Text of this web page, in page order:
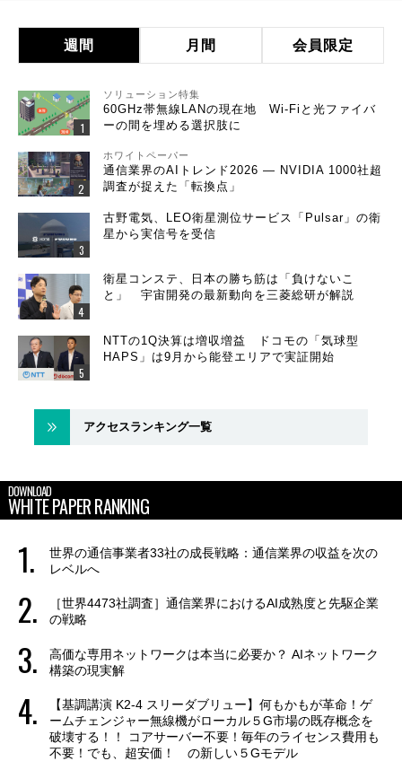
週間 月間 会員限定
ソリューション特集
60GHz帯無線LANの現在地 Wi-Fiと光ファイバ
ーの間を埋める選択肢に
ホワイトペーパー
通信業界のAIトレンド2026 ― NVIDIA 1000社超
調査が捉えた「転換点」
古野電気、LEO衛星測位サービス「Pulsar」の衛
星から実信号を受信
衛星コンステ、日本の勝ち筋は「負けないこ
と」 宇宙開発の最新動向を三菱総研が解説
NTTの1Q決算は増収増益 ドコモの「気球型
HAPS」は9月から能登エリアで実証開始
アクセスランキング一覧
DOWNLOAD
WHITE PAPER RANKING
世界の通信事業者33社の成長戦略：通信業界の収益を次の
レベルへ
［世界4473社調査］通信業界におけるAI成熟度と先駆企業
の戦略
高価な専用ネットワークは本当に必要か？ AIネットワーク
構築の現実解
【基調講演 K2-4 スリーダブリュー】何もかもが革命！ゲ
ームチェンジャー無線機がローカル５G市場の既存概念を
破壊する！！ コアサーバー不要！毎年のライセンス費用も
不要！でも、超安価！ の新しい５Gモデル